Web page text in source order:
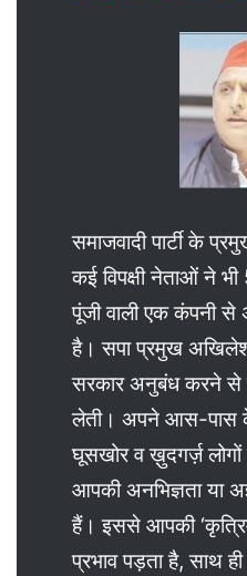
समाजवादी पार्टी के
कई विपक्षी नेताओं ने
पूंजी वाली एक कंपनी से
है। सपा प्रमुख अखिलेश
सरकार अनुबंध करने से
लेती। अपने आस-पास के
घूसखोर व ख़ुदगर्ज़ लोगों
आपकी अनभिज्ञता या
हैं। इससे आपकी
प्रभाव पड़ता है, साथ